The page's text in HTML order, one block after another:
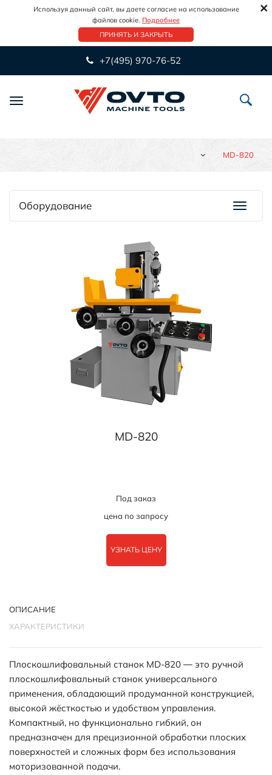
Используя данный сайт, вы даете согласие на использование
файлов cookie. Подробнее
ПРИНЯТЬ И ЗАКРЫТЬ
×
+7(495) 970-76-52
Переключить
MD-820
Оборудование
MD-820
Под заказ
цена по запросу
УЗНАТЬ ЦЕНУ
ОПИСАНИЕ
ХАРАКТЕРИСТИКИ
Плоскошлифовальный станок MD-820 — это ручной
плоскошлифовальный станок универсального
применения, обладающий продуманной конструкцией,
высокой жёсткостью и удобством управления.
Компактный, но функционально гибкий, он
предназначен для прецизионной обработки плоских
поверхностей и сложных форм без использования
моторизованной подачи.